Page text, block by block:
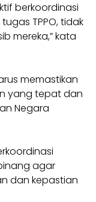
berkoordinasi
TPPO, tidak
mereka,” kata
memastikan
yang tepat dan
Negara
agar
dan kepastian